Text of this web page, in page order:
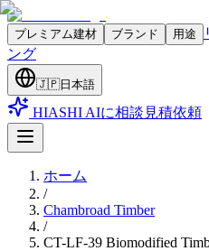
プレミアム建材 ブランド 用途
ング
🇯🇵日本語
HIASHI AIに相談 見積依頼
ホーム
/
Chambroad Timber
/
CT-LF-39 Biomodified